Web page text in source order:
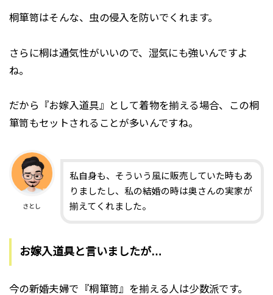
桐箪笥はそんな、虫の侵入を防いでくれます。
さらに桐は通気性がいいので、湿気にも強いんですよ
ね。
だから『お嫁入道具』として着物を揃える場合、この桐
箪笥もセットされることが多いんですね。
さとし
私自身も、そういう風に販売していた時もあ
りましたし、私の結婚の時は奥さんの実家が
揃えてくれました。
お嫁入道具と言いましたが…
今の新婚夫婦で『桐箪笥』を揃える人は少数派です。